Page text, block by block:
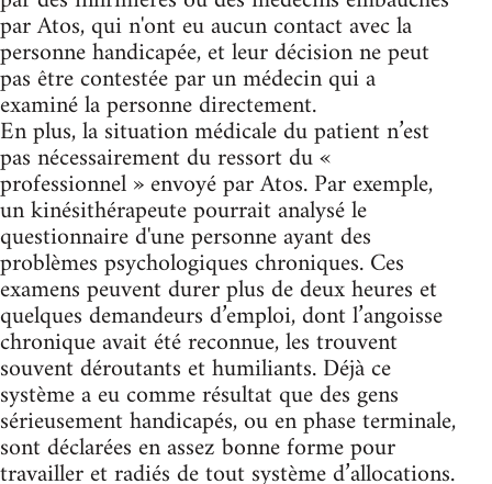
par Atos, qui n'ont eu aucun contact avec la
personne handicapée, et leur décision ne peut
pas être contestée par un médecin qui a
examiné la personne directement.
En plus, la situation médicale du patient n’est
pas nécessairement du ressort du «
professionnel » envoyé par Atos. Par exemple,
un kinésithérapeute pourrait analysé le
questionnaire d'une personne ayant des
problèmes psychologiques chroniques. Ces
examens peuvent durer plus de deux heures et
quelques demandeurs d’emploi, dont l’angoisse
chronique avait été reconnue, les trouvent
souvent déroutants et humiliants. Déjà ce
système a eu comme résultat que des gens
sérieusement handicapés, ou en phase terminale,
sont déclarées en assez bonne forme pour
travailler et radiés de tout système d’allocations.